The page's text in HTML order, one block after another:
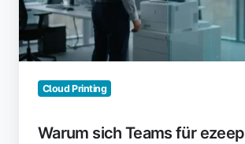
Driverless
und
Serverless
erklärt
Cloud Printing
Warum sich Teams für ezeep